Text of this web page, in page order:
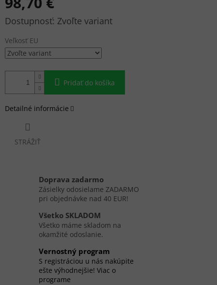
Jednotková
Zvoľte variant
Veľkosť EU
Pridať do košíka
Detailné informácie
STRÁŽIŤ
Doprava zadarmo
Zásielky odosielame ZADARMO
pri objednávke nad 40 EUR!
Všetko SKLADOM
Všetko máme skladom na
okamžité odoslanie.
Vernostný program
S registráciou u nás nakúpite
ešte výhodnejšie! Viac o
programe